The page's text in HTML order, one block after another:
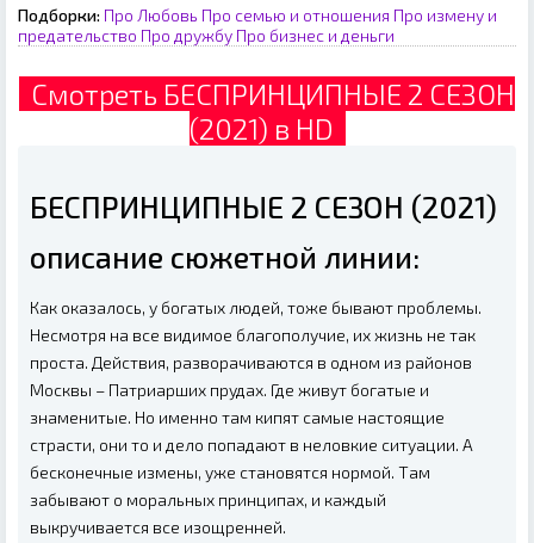
Подборки: Про Любовь Про семью и отношения Про измену и
предательство Про дружбу Про бизнес и деньги
Смотреть БЕСПРИНЦИПНЫЕ 2 СЕЗОН
(2021) в HD
БЕСПРИНЦИПНЫЕ 2 СЕЗОН (2021)
описание сюжетной линии:
Как оказалось, у богатых людей, тоже бывают проблемы.
Несмотря на все видимое благополучие, их жизнь не так
проста. Действия, разворачиваются в одном из районов
Москвы – Патриарших прудах. Где живут богатые и
знаменитые. Но именно там кипят самые настоящие
страсти, они то и дело попадают в неловкие ситуации. А
бесконечные измены, уже становятся нормой. Там
забывают о моральных принципах, и каждый
выкручивается все изощренней.